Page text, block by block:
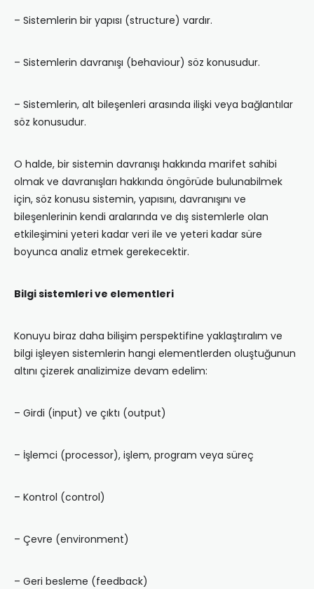
– Sistemlerin bir yapısı (structure) vardır.
– Sistemlerin davranışı (behaviour) söz konusudur.
– Sistemlerin, alt bileşenleri arasında ilişki veya bağlantılar
söz konusudur.
O halde, bir sistemin davranışı hakkında marifet sahibi
olmak ve davranışları hakkında öngörüde bulunabilmek
için, söz konusu sistemin, yapısını, davranışını ve
bileşenlerinin kendi aralarında ve dış sistemlerle olan
etkileşimini yeteri kadar veri ile ve yeteri kadar süre
boyunca analiz etmek gerekecektir.
Bilgi sistemleri ve elementleri
Konuyu biraz daha bilişim perspektifine yaklaştıralım ve
bilgi işleyen sistemlerin hangi elementlerden oluştuğunun
altını çizerek analizimize devam edelim:
– Girdi (input) ve çıktı (output)
– İşlemci (processor), işlem, program veya süreç
– Kontrol (control)
– Çevre (environment)
– Geri besleme (feedback)